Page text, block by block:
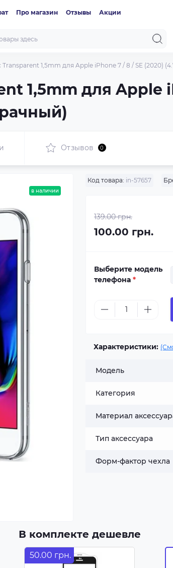
Про магазин Отзывы Акции
Transparent 1,5mm для Apple iPhone 7 / 8 / SE (2020)
1,5mm для Apple
Отзывов 0
в наличии
Код товара: in-57657
139.00 грн.
100.00 грн.
Выберите модель
телефона *
Характеристики:
Модель
Категория
Материал
Тип аксессуара
Форм-фактор чехла
В комплекте дешевле
50.00 грн.